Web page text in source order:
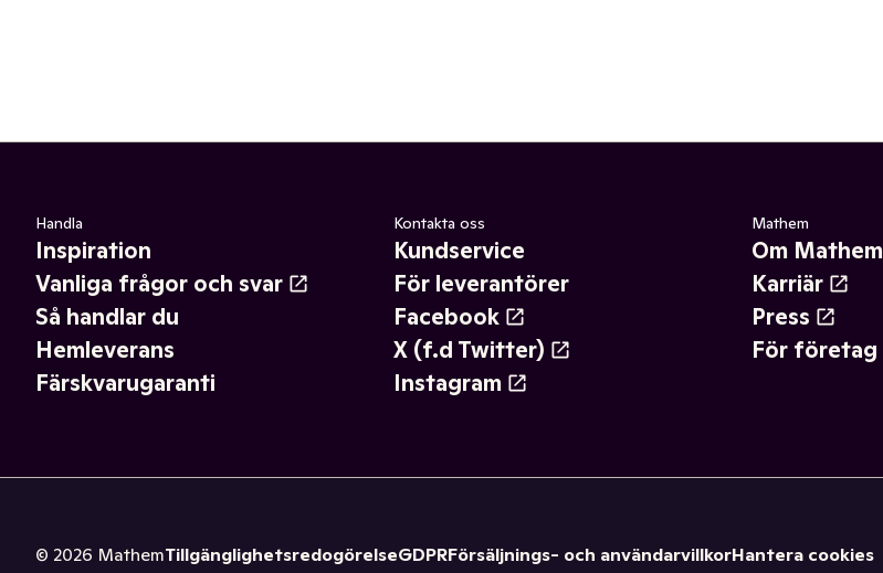
Handla
Inspiration
Vanliga frågor och svar
Så handlar du
Hemleverans
Färskvarugaranti
Kontakta oss
Kundservice
För leverantörer
Facebook
X (f.d Twitter)
Instagram
Mathem
Om Mathem
Karriär
Press
För företag
© 2026 MathemTillgänglighetsredogörelseGDPRFörsäljnings- och användarvillkorHantera cookies